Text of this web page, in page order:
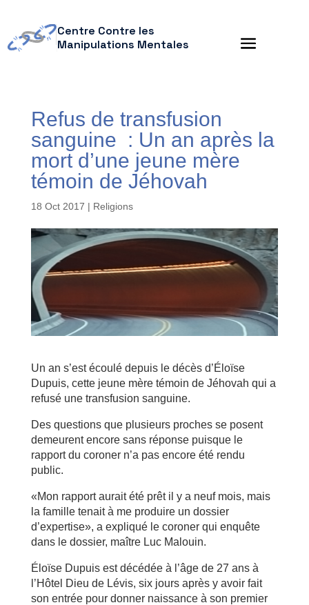
Centre Contre les
Manipulations Mentales
Refus de transfusion
sanguine : Un an après la
mort d’une jeune mère
témoin de Jéhovah
18 Oct 2017 | Religions
Un an s’est écoulé depuis le décès d’Éloïse
Dupuis, cette jeune mère témoin de Jéhovah qui a
refusé une transfusion sanguine.
Des questions que plusieurs proches se posent
demeurent encore sans réponse puisque le
rapport du coroner n’a pas encore été rendu
public.
«Mon rapport aurait été prêt il y a neuf mois, mais
la famille tenait à me produire un dossier
d’expertise», a expliqué le coroner qui enquête
dans le dossier, maître Luc Malouin.
Éloïse Dupuis est décédée à l’âge de 27 ans à
l’Hôtel Dieu de Lévis, six jours après y avoir fait
son entrée pour donner naissance à son premier